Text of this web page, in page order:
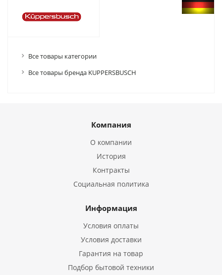
Все товары категории
Все товары бренда KUPPERSBUSCH
Компания
О компании
История
Контракты
Социальная политика
Информация
Условия оплаты
Условия доставки
Гарантия на товар
Подбор бытовой техники